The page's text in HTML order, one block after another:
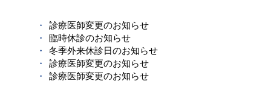
診療医師変更のお知らせ
臨時休診のお知らせ
冬季外来休診日のお知らせ
診療医師変更のお知らせ
診療医師変更のお知らせ